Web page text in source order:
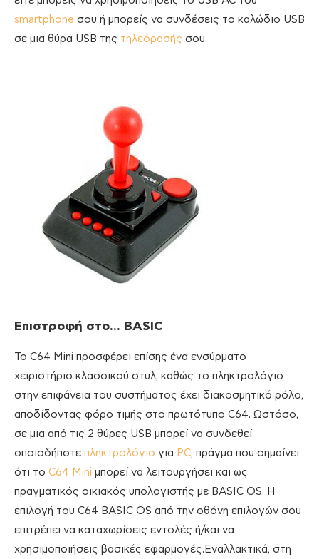
smartphone σου ή μπορείς να συνδέσεις το καλώδιο USB
σε μια θύρα USB της τηλεόρασής σου.
Επιστροφή στο… BASIC
Το C64 Mini προσφέρει επίσης ένα ενσύρματο
χειριστήριο κλασσικού στυλ, καθώς το πληκτρολόγιο
στην επιφάνεια του συστήματος έχει διακοσμητικό ρόλο,
αποδίδοντας φόρο τιμής στο πρωτότυπο C64. Ωστόσο,
σε μια από τις 2 θύρες USB μπορεί να συνδεθεί
οποιοδήποτε πληκτρολόγιο για PC, πράγμα που σημαίνει
ότι το C64 Mini μπορεί να λειτουργήσει και ως
πραγματικός οικιακός υπολογιστής με BASIC OS. Η
επιλογή του C64 BASIC OS από την οθόνη επιλογών σου
επιτρέπει να καταχωρίσεις εντολές ή/και να
χρησιμοποιήσεις βασικές εφαρμογές.Εναλλακτικά, στη